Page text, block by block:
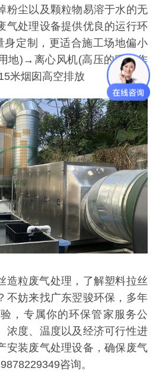
粉尘以及颗粒物易溶于水的无
气处理设备提供优良的运行环
身定制，更适合施工场地偏小
地)→离心风机(高压的吸力作
米烟囱高空排放
造粒废气处理，了解塑料拉丝
不妨来找广东翌骏环保，多年
，专属你的环保管家服务公
浓度、温度以及经济可行性进
安装废气处理设备，确保废气
咨询。